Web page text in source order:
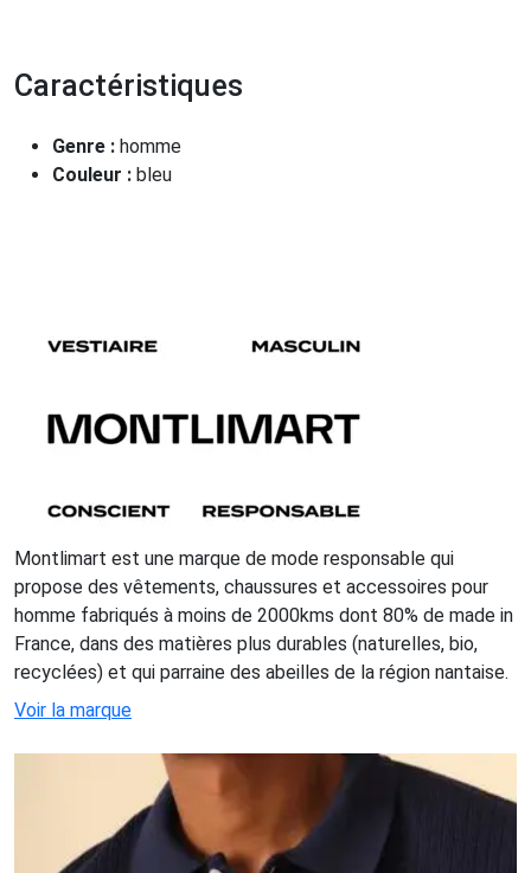
Caractéristiques
Genre : homme
Couleur : bleu
Montlimart est une marque de mode responsable qui
propose des vêtements, chaussures et accessoires pour
homme fabriqués à moins de 2000kms dont 80% de made in
France, dans des matières plus durables (naturelles, bio,
recyclées) et qui parraine des abeilles de la région nantaise.
Voir la marque